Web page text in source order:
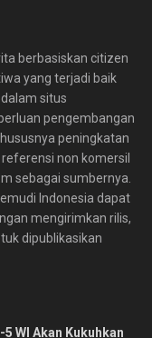
berbasiskan citizen
yang terjadi baik
situs
pengembangan
peningkatan
non komersil
sebagai sumbernya.
Indonesia dapat
mengirimkan rilis,
dipublikasikan
WI Akan Kukuhkan